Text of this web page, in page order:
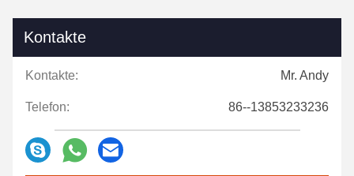
Kontakte
Kontakte: Mr. Andy
Telefon: 86--13853233236